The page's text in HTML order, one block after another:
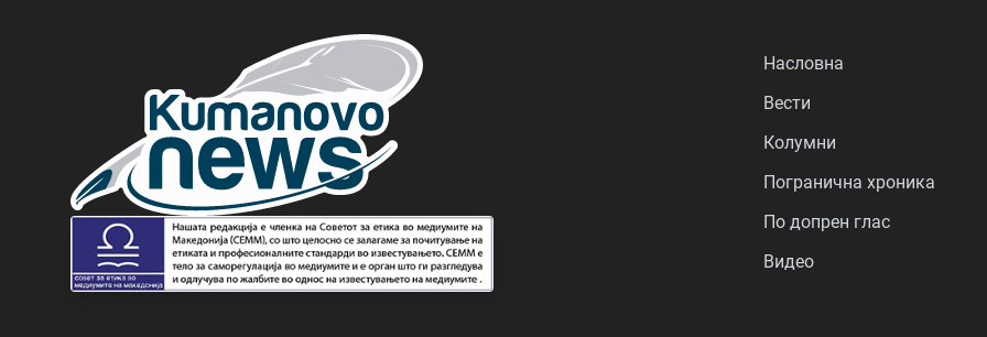
Насловна
Вести
Колумни
Погранична хроника
По допрен глас
Видео